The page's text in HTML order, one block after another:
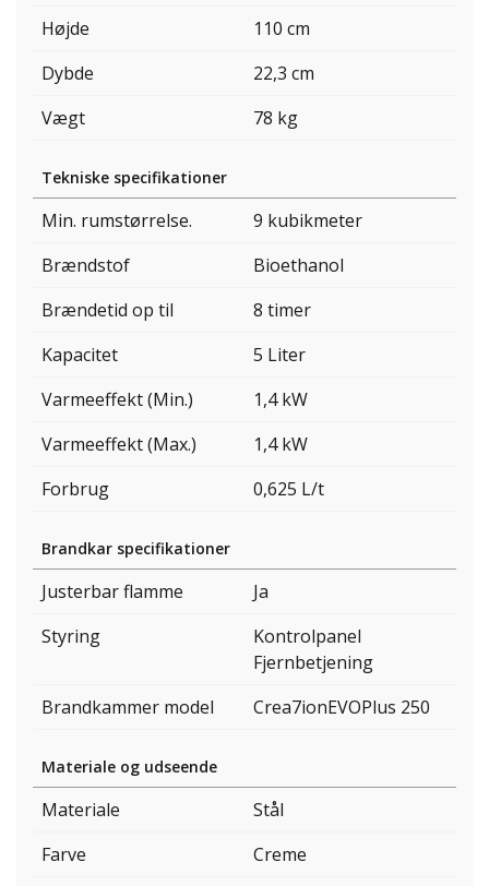
Højde
110 cm
Dybde
22,3 cm
Vægt
78 kg
Tekniske specifikationer
Min. rumstørrelse.
9 kubikmeter
Brændstof
Bioethanol
Brændetid op til
8 timer
Kapacitet
5 Liter
Varmeeffekt (Min.)
1,4 kW
Varmeeffekt (Max.)
1,4 kW
Forbrug
0,625 L/t
Brandkar specifikationer
Justerbar flamme
Ja
Styring
Kontrolpanel
Fjernbetjening
Brandkammer model
Crea7ionEVOPlus 250
Materiale og udseende
Materiale
Stål
Farve
Creme